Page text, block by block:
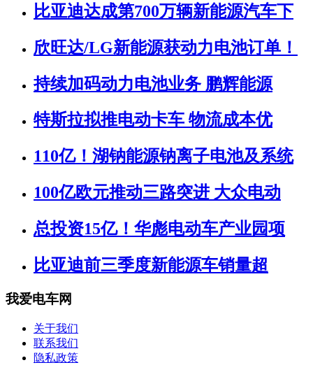
比亚迪达成第700万辆新能源汽车下
欣旺达/LG新能源获动力电池订单！
持续加码动力电池业务 鹏辉能源
特斯拉拟推电动卡车 物流成本优
110亿！湖钠能源钠离子电池及系统
100亿欧元推动三路突进 大众电动
总投资15亿！华彪电动车产业园项
比亚迪前三季度新能源车销量超
我爱电车网
关于我们
联系我们
隐私政策